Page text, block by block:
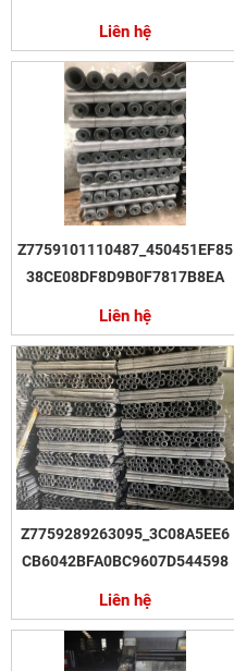
Liên hệ
Z7759101110487_450451EF85
38CE08DF8D9B0F7817B8EA
Liên hệ
Z7759289263095_3C08A5EE6
CB6042BFA0BC9607D544598
Liên hệ